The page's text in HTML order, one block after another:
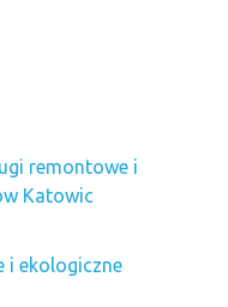
remontowe i
Katowic
i ekologiczne